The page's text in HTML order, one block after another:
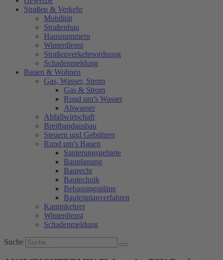
Straßen & Verkehr
Mobilität
Straßenbau
Hausnummern
Winterdienst
Straßenverkehrsordnung
Schadenmeldung
Bauen & Wohnen
Gas, Wasser, Strom
Gas & Strom
Rund um’s Wasser
Abwasser
Abfallwirtschaft
Breitbandausbau
Steuern und Gebühren
Rund um’s Bauen
Sanierungsgebiete
Bauplanung
Baurecht
Bautechnik
Bebauungspläne
Bauleitplanverfahren
Kaminkehrer
Winterdienst
Schadenmeldung
Suche